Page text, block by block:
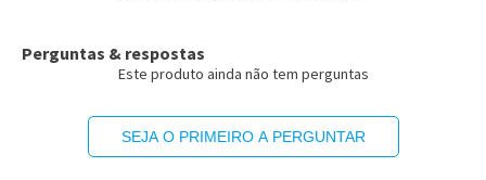
Perguntas & respostas
Este produto ainda não tem perguntas
SEJA O PRIMEIRO A PERGUNTAR